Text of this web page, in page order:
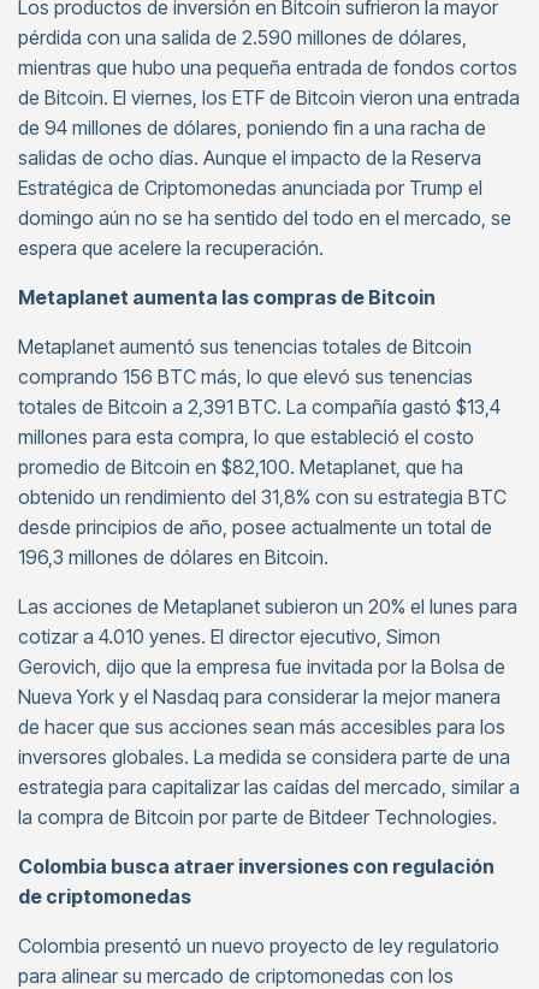
Los productos de inversión en Bitcoin sufrieron la mayor
pérdida con una salida de 2.590 millones de dólares,
mientras que hubo una pequeña entrada de fondos cortos
de Bitcoin. El viernes, los ETF de Bitcoin vieron una entrada
de 94 millones de dólares, poniendo fin a una racha de
salidas de ocho días. Aunque el impacto de la Reserva
Estratégica de Criptomonedas anunciada por Trump el
domingo aún no se ha sentido del todo en el mercado, se
espera que acelere la recuperación.
Metaplanet aumenta las compras de Bitcoin
Metaplanet aumentó sus tenencias totales de Bitcoin
comprando 156 BTC más, lo que elevó sus tenencias
totales de Bitcoin a 2,391 BTC. La compañía gastó $13,4
millones para esta compra, lo que estableció el costo
promedio de Bitcoin en $82,100. Metaplanet, que ha
obtenido un rendimiento del 31,8% con su estrategia BTC
desde principios de año, posee actualmente un total de
196,3 millones de dólares en Bitcoin.
Las acciones de Metaplanet subieron un 20% el lunes para
cotizar a 4.010 yenes. El director ejecutivo, Simon
Gerovich, dijo que la empresa fue invitada por la Bolsa de
Nueva York y el Nasdaq para considerar la mejor manera
de hacer que sus acciones sean más accesibles para los
inversores globales. La medida se considera parte de una
estrategia para capitalizar las caídas del mercado, similar a
la compra de Bitcoin por parte de Bitdeer Technologies.
Colombia busca atraer inversiones con regulación
de criptomonedas
Colombia presentó un nuevo proyecto de ley regulatorio
para alinear su mercado de criptomonedas con los